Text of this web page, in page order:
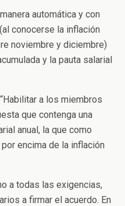
automática y con
conocerse la inflación
noviembre y diciembre)
y la pauta salarial
a los miembros
que contenga una
anual, la que como
encima de la inflación
a todas las exigencias,
a firmar el acuerdo. En